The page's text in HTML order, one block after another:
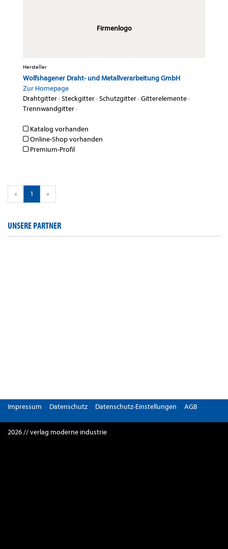
Firmenlogo
Hersteller
Wolfshagener Draht- und Metallverarbeitung GmbH
Zur Homepage
Drahtgitter·Steckgitter·Schutzgitter·Gitterelemente·
Trennwandgitter·
Katalog vorhanden
Online-Shop vorhanden
Premium-Profil
« 1 »
UNSERE PARTNER
Impressum Datenschutz Datenschutz-Einstellungen AGB
2026 // verlag moderne industrie